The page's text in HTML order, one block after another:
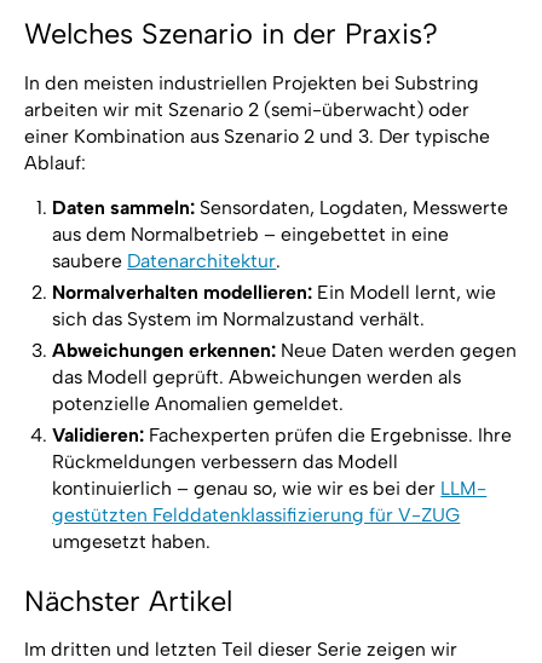
Welches Szenario in der Praxis?
In den meisten industriellen Projekten bei Substring
arbeiten wir mit Szenario 2 (semi-überwacht) oder
einer Kombination aus Szenario 2 und 3. Der typische
Ablauf:
Daten sammeln: Sensordaten, Logdaten, Messwerte
aus dem Normalbetrieb – eingebettet in eine
saubere Datenarchitektur.
Normalverhalten modellieren: Ein Modell lernt, wie
sich das System im Normalzustand verhält.
Abweichungen erkennen: Neue Daten werden gegen
das Modell geprüft. Abweichungen werden als
potenzielle Anomalien gemeldet.
Validieren: Fachexperten prüfen die Ergebnisse. Ihre
Rückmeldungen verbessern das Modell
kontinuierlich – genau so, wie wir es bei der LLM-
gestützten Felddatenklassifizierung für V-ZUG
umgesetzt haben.
Nächster Artikel
Im dritten und letzten Teil dieser Serie zeigen wir